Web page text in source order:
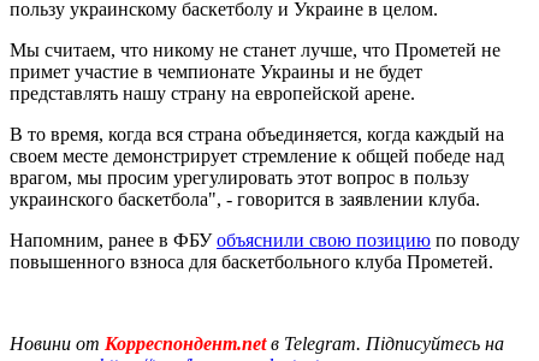
пользу украинскому баскетболу и Украине в целом.
Мы считаем, что никому не станет лучше, что Прометей не
примет участие в чемпионате Украины и не будет
представлять нашу страну на европейской арене.
В то время, когда вся страна объединяется, когда каждый на
своем месте демонстрирует стремление к общей победе над
врагом, мы просим урегулировать этот вопрос в пользу
украинского баскетбола", - говорится в заявлении клуба.
Напомним, ранее в ФБУобъяснили свою позицию по поводу
повышенного взноса для баскетбольного клуба Прометей.
Новини от Корреспондент.netв Telegram. Підписуйтесь на